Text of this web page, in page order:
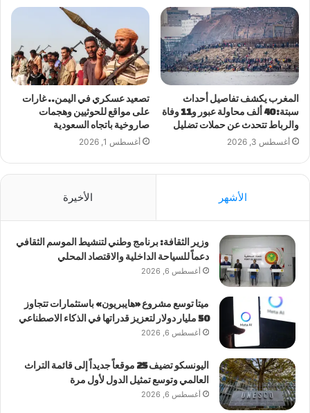
المغرب يكشف تفاصيل أحداث
سبتة: 40 ألف محاولة عبور و11 وفاة
والرباط تتحدث عن حملات تضليل
أغسطس 3, 2026
تصعيد عسكري في اليمن.. غارات
على مواقع للحوثيين وهجمات
صاروخية باتجاه السعودية
أغسطس 1, 2026
الأشهر الأخيرة
وزير الثقافة: برنامج وطني لتنشيط الموسم الثقافي
دعماً للسياحة الداخلية والاقتصاد المحلي
أغسطس 6, 2026
ميتا توسع مشروع «هايبريون» باستثمارات تتجاوز
50 مليار دولار لتعزيز قدراتها في الذكاء الاصطناعي
أغسطس 6, 2026
اليونسكو تضيف 25 موقعاً جديداً إلى قائمة التراث
العالمي وتوسع تمثيل الدول لأول مرة
أغسطس 6, 2026